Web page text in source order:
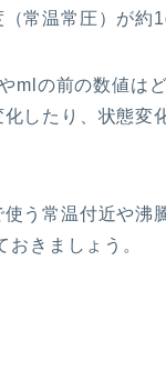
常温常圧）が約
mlの前の数値は
したり、状態変
使う常温付近や沸
きましょう。